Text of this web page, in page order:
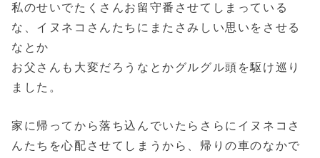
私のせいでたくさんお留守番させてしまっている
な、イヌネコさんたちにまたさみしい思いをさせる
なとか
お父さんも大変だろうなとかグルグル頭を駆け巡り
ました。
家に帰ってから落ち込んでいたらさらにイヌネコさ
んたちを心配させてしまうから、帰りの車のなかで